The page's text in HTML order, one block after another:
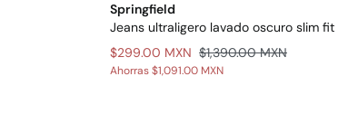
Springfield
Jeans ultraligero lavado oscuro slim fit
$299.00 MXN $1,390.00 MXN
Ahorras$1,091.00 MXN